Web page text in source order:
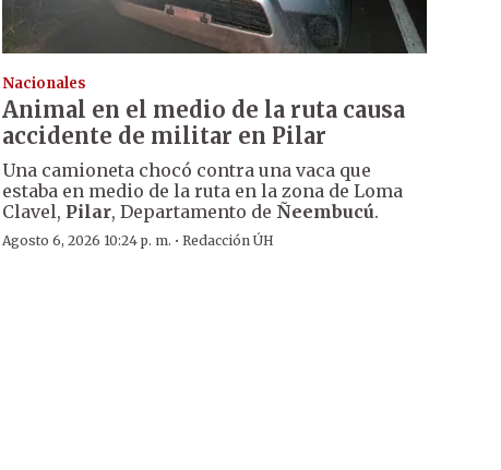
Nacionales
Animal en el medio de la ruta causa
accidente de militar en Pilar
Una camioneta chocó contra una vaca que
estaba en medio de la ruta en la zona de Loma
Clavel, Pilar, Departamento de Ñeembucú.
Agosto 6, 2026 10:24 p. m. · Redacción ÚH